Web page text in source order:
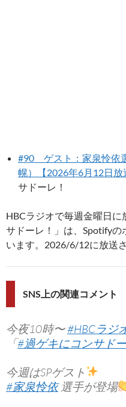
#90 ゲスト：家泉怜依
幌）【2026年6月12日放
サドーレ！
HBCラジオで毎週金曜日
サドーレ！」は、Spotifyの
います。2026/6/12に放送
SNS上の関連コメント
今夜10時〜#HBCラジ
「#過ゲキにコンサド
今週はSPゲスト
#家泉怜依選手が登場